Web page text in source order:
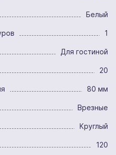
Белый
1
Для гостиной
20
80 мм
Врезные
Круглый
120